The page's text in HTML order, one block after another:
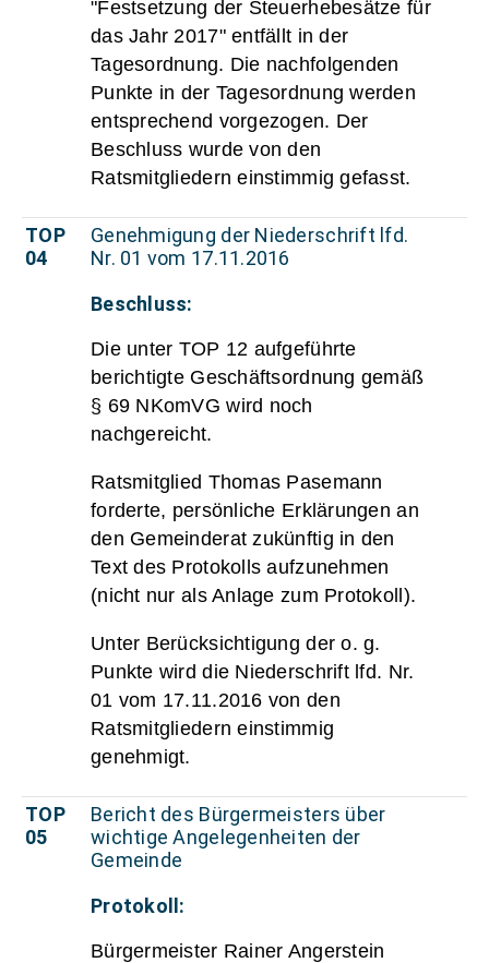
"Festsetzung der Steuerhebesätze für
das Jahr 2017" entfällt in der
Tagesordnung. Die nachfolgenden
Punkte in der Tagesordnung werden
entsprechend vorgezogen. Der
Beschluss wurde von den
Ratsmitgliedern einstimmig gefasst.
TOP
04
Genehmigung der Niederschrift lfd.
Nr. 01 vom 17.11.2016
Beschluss:
Die unter TOP 12 aufgeführte
berichtigte Geschäftsordnung gemäß
§ 69 NKomVG wird noch
nachgereicht.
Ratsmitglied Thomas Pasemann
forderte, persönliche Erklärungen an
den Gemeinderat zukünftig in den
Text des Protokolls aufzunehmen
(nicht nur als Anlage zum Protokoll).
Unter Berücksichtigung der o. g.
Punkte wird die Niederschrift lfd. Nr.
01 vom 17.11.2016 von den
Ratsmitgliedern einstimmig
genehmigt.
TOP
05
Bericht des Bürgermeisters über
wichtige Angelegenheiten der
Gemeinde
Protokoll:
Bürgermeister Rainer Angerstein